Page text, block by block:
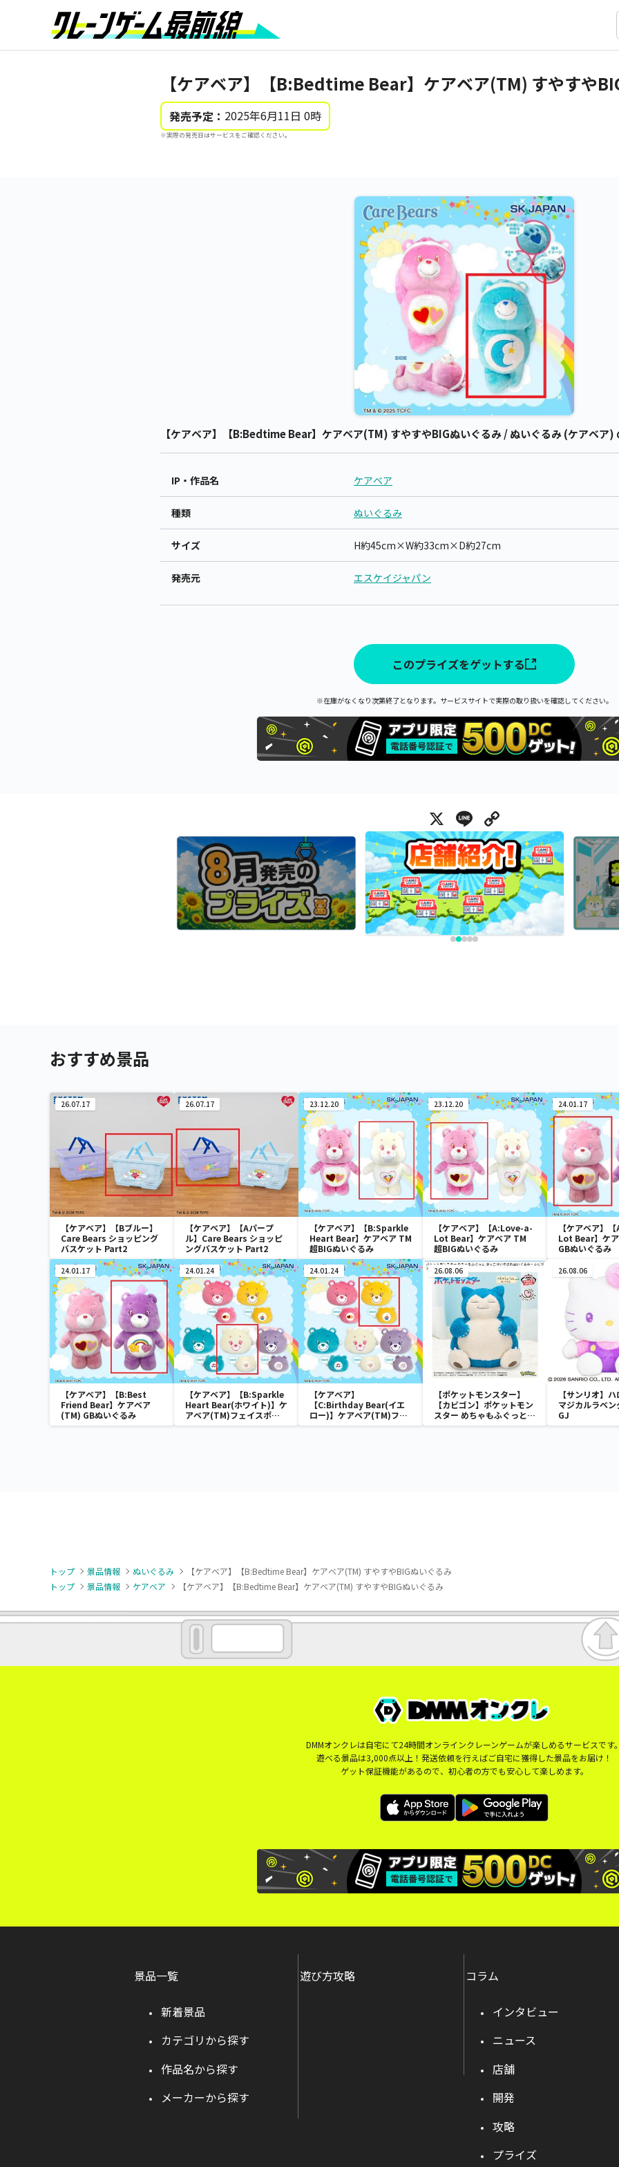
【ケアベア】【B:Bedtime Bear】ケアベア(TM) すやすや
発売予定： 2025年6月11日 0時
※実際の発売日はサービスをご確認ください。
【ケアベア】【B:Bedtime Bear】ケアベア(TM) すやすやBIGぬいぐるみ / ぬいぐるみ (ケアベア)
IP・作品名 ケアベア
種類 ぬいぐるみ
サイズ H約45cm×W約33cm×D約27cm
発売元 エスケイジャパン
このプライズをゲットする
※在庫がなくなり次第終了となります。サービスサイトで実際の取り扱いを確認してください。
X Line
おすすめ景品
26.07.17
【ケアベア】【Bブルー】
Care Bears ショッピング
バスケット Part2
26.07.17
【ケアベア】【Aパープ
ル】Care Bears ショッピ
ングバスケット Part2
23.12.20
【ケアベア】【B:Sparkle
Heart Bear】ケアベア TM
超BIGぬいぐるみ
23.12.20
【ケアベア】【A:Love-a-
Lot Bear】ケアベア TM
超BIGぬいぐるみ
24.01.17
【ケアベア】
Lot Bear】ケ
GBぬいぐるみ
24.01.17
【ケアベア】【B:Best
Friend Bear】ケアベア
(TM) GBぬいぐるみ
24.01.24
【ケアベア】【B:Sparkle
Heart Bear(ホワイト)】ケ
アベア(TM)フェイスポー
チ
24.01.24
【ケアベア】
【C:Birthday Bear(イエ
ロー)】ケアベア(TM)フェ
イスポーチ
26.08.06
【ポケットモンスター】
【カビゴン】ポケットモン
スター めちゃもふぐっと
ほっこりいやされぬいぐる
26.08.06
【サンリオ】
マジカルラベ
GJ
トップ 景品情報 ぬいぐるみ
【ケアベア】【B:Bedtime Bear】ケアベア(TM) すやすやBIGぬいぐるみ
トップ
景品情報 ケアベア 【ケアベア】【B:Bedtime Bear】ケアベア(TM) すやすやBIGぬいぐるみ
DMMオンクレは自宅にて24時間オンラインクレーンゲームが楽しめるサービスです
遊べる景品は3,000点以上！発送依頼を行えばご自宅に獲得した景品をお届け！
ゲット保証機能があるので、初心者の方でも安心して楽しめます。
景品一覧
新着景品
カテゴリから探す
作品名から探す
メーカーから探す
遊び方攻略 コラム
インタビュー
ニュース
店舗
開発
攻略
プライズ